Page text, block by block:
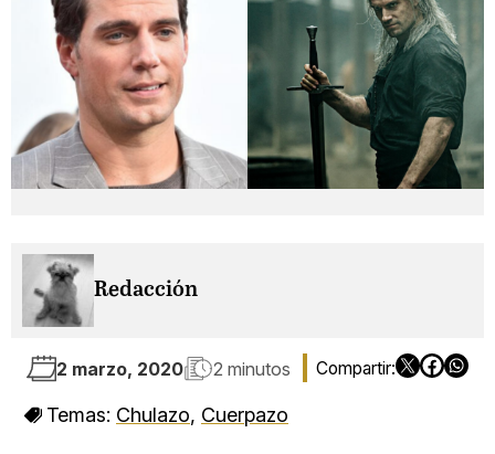
Redacción
2 marzo, 2020 2 minutos
Temas: Chulazo, Cuerpazo